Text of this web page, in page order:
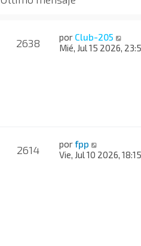
2638 por Club-205
Mié, Jul 15 2026,
2614 porfpp
Vie, Jul 10 2026, 18:15